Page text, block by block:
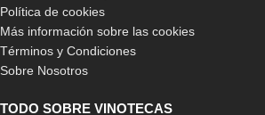
-20%
SLS45DZ
Política de cookies
Más información sobre las cookies
Términos y Condiciones
Sobre Nosotros
TODO SOBRE VINOTECAS